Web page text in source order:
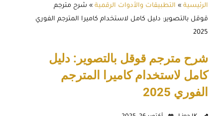
الرئيسية » التطبيقات والأدوات الرقمية » شرح مترجم
قوقل بالتصوير: دليل كامل لاستخدام كاميرا المترجم الفوري
2025
شرح مترجم قوقل بالتصوير: دليل
كامل لاستخدام كاميرا المترجم
الفوري 2025